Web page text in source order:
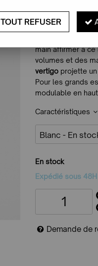
d'intimité:
diamètre
main affirmer à
volumes et des
vertigo projette
Pour les grands
modulable en
Caractéristiques
En stock
Expédié sous 48H
Demande de
TOUT REFUSER